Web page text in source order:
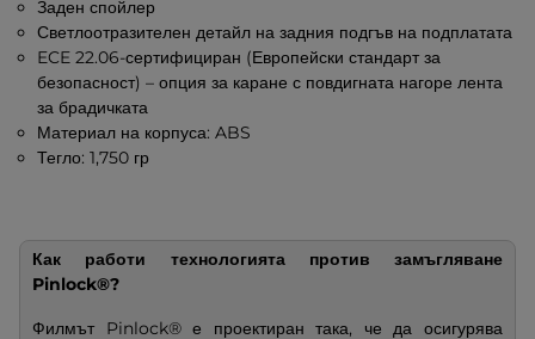
Заден спойлер
Светлоотразителен детайл на задния подгъв на подплатата
ECE 22.06-сертифициран (Европейски стандарт за
безопасност) – опция за каране с повдигната нагоре лента
за брадичката
Материал на корпуса: ABS
Тегло: 1,750 гр
Как работи технологията против замъгляване
Pinlock®?
Филмът Pinlock® е проектиран така, че да осигурява